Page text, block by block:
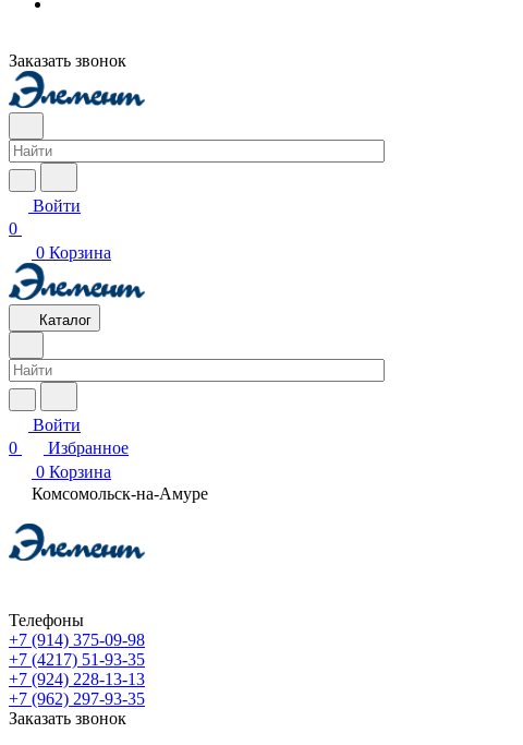
Заказать звонок
Войти
0
0 Корзина
Каталог
Войти
0
Избранное
0 Корзина
Комсомольск-на-Амуре
Телефоны
+7 (914) 375-09-98
+7 (4217) 51-93-35
+7 (924) 228-13-13
+7 (962) 297-93-35
Заказать звонок